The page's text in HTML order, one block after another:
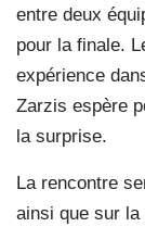
entre deux
pour la finale.
expérience
Zarzis espère
la surprise.
La rencontre
ainsi que sur